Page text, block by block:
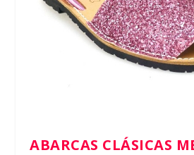
ABARCAS CLÁSICAS